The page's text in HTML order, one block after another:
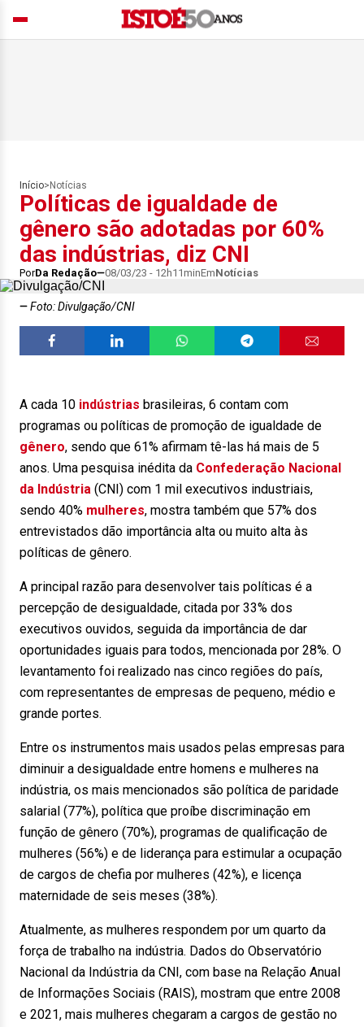
Início> Notícias
Políticas de igualdade de
gênero são adotadas por 60%
das indústrias, diz CNI
PorDa Redação 08/03/23 - 12h11minEmNotícias
Foto: Divulgação/CNI
A cada 10 indústrias brasileiras, 6 contam com
programas ou políticas de promoção de igualdade de
gênero, sendo que 61% afirmam tê-las há mais de 5
anos. Uma pesquisa inédita da Confederação Nacional
da Indústria (CNI) com 1 mil executivos industriais,
sendo 40% mulheres, mostra também que 57% dos
entrevistados dão importância alta ou muito alta às
políticas de gênero.
A principal razão para desenvolver tais políticas é a
percepção de desigualdade, citada por 33% dos
executivos ouvidos, seguida da importância de dar
oportunidades iguais para todos, mencionada por 28%. O
levantamento foi realizado nas cinco regiões do país,
com representantes de empresas de pequeno, médio e
grande portes.
Entre os instrumentos mais usados pelas empresas para
diminuir a desigualdade entre homens e mulheres na
indústria, os mais mencionados são política de paridade
salarial (77%), política que proíbe discriminação em
função de gênero (70%), programas de qualificação de
mulheres (56%) e de liderança para estimular a ocupação
de cargos de chefia por mulheres (42%), e licença
maternidade de seis meses (38%).
Atualmente, as mulheres respondem por um quarto da
força de trabalho na indústria. Dados do Observatório
Nacional da Indústria da CNI, com base na Relação Anual
de Informações Sociais (RAIS), mostram que entre 2008
e 2021, mais mulheres chegaram a cargos de gestão no